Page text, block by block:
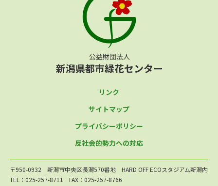
リンク
サイトマップ
プライバシーポリシー
反社会的勢力への対応
〒950-0932 新潟市中央区長潟570番地 HARD OFF ECOスタジアム新潟内
TEL：025-257-8711 FAX：025-257-8766